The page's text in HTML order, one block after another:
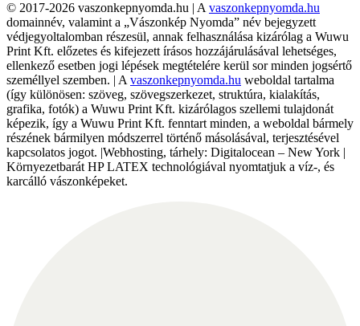
© 2017-2026 vaszonkepnyomda.hu | A vaszonkepnyomda.hu
domainnév, valamint a „Vászonkép Nyomda” név bejegyzett
védjegyoltalomban részesül, annak felhasználása kizárólag a Wuwu
Print Kft. előzetes és kifejezett írásos hozzájárulásával lehetséges,
ellenkező esetben jogi lépések megtételére kerül sor minden jogsértő
személlyel szemben. | A vaszonkepnyomda.hu weboldal tartalma
(így különösen: szöveg, szövegszerkezet, struktúra, kialakítás,
grafika, fotók) a Wuwu Print Kft. kizárólagos szellemi tulajdonát
képezik, így a Wuwu Print Kft. fenntart minden, a weboldal bármely
részének bármilyen módszerrel történő másolásával, terjesztésével
kapcsolatos jogot. |Webhosting, tárhely: Digitalocean – New York |
Környezetbarát HP LATEX technológiával nyomtatjuk a víz-, és
karcálló vászonképeket.